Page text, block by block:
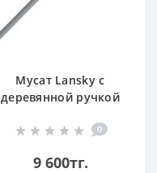
Мусат Lansky с
деревянной ручкой
0
9 600тг.